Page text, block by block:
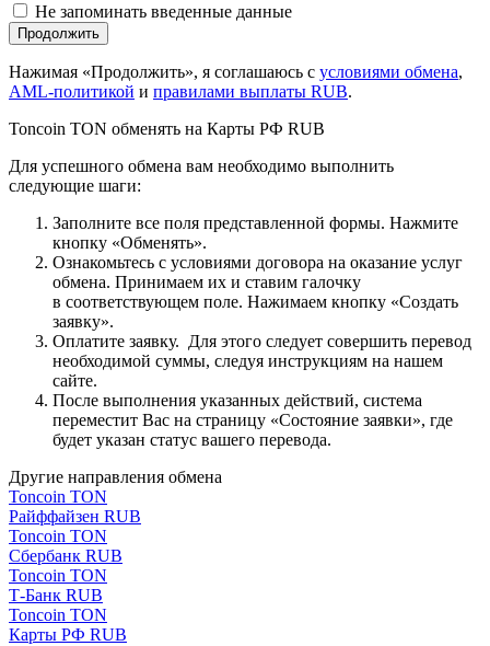
Не запоминать введенные данные
Нажимая «Продолжить», я соглашаюсь с условиями обмена,
AML-политикой и правилами выплаты RUB.
Toncoin TON обменять на Карты РФ RUB
Для успешного обмена вам необходимо выполнить
следующие шаги:
Заполните все поля представленной формы. Нажмите
кнопку «Обменять».
Ознакомьтесь с условиями договора на оказание услуг
обмена. Принимаем их и ставим галочку
в соответствующем поле. Нажимаем кнопку «Создать
заявку».
Оплатите заявку. Для этого следует совершить перевод
необходимой суммы, следуя инструкциям на нашем
сайте.
После выполнения указанных действий, система
переместит Вас на страницу «Состояние заявки», где
будет указан статус вашего перевода.
Другие направления обмена
Toncoin TON
Paйффaйзeн RUB
Toncoin TON
Сбербанк RUB
Toncoin TON
Т-Банк RUB
Toncoin TON
Карты РФ RUB